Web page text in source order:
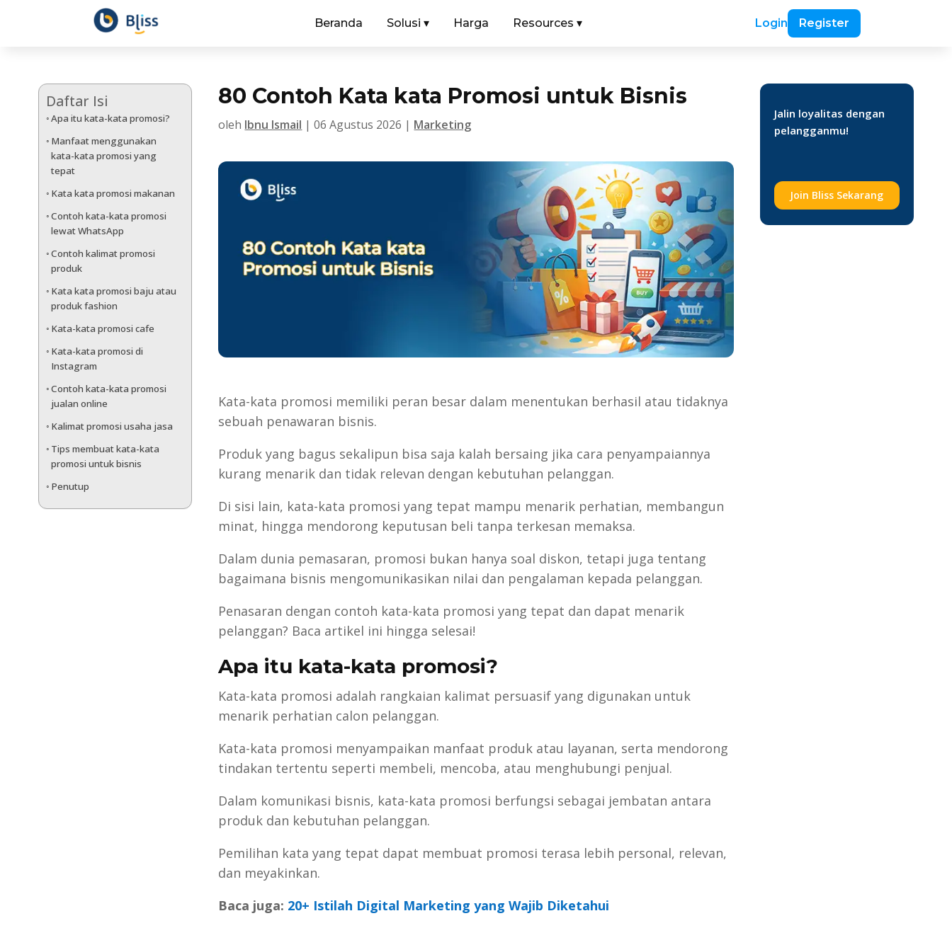
Beranda Solusi ▾ Harga Resources ▾ Login Register
Daftar Isi
Apa itu kata-kata promosi?
Manfaat menggunakan
kata-kata promosi yang
tepat
Kata kata promosi makanan
Contoh kata-kata promosi
lewat WhatsApp
Contoh kalimat promosi
produk
Kata kata promosi baju atau
produk fashion
Kata-kata promosi cafe
Kata-kata promosi di
Instagram
Contoh kata-kata promosi
jualan online
Kalimat promosi usaha jasa
Tips membuat kata-kata
promosi untuk bisnis
Penutup
80 Contoh Kata kata Promosi untuk Bisnis
oleh Ibnu Ismail |06 Agustus 2026 | Marketing
Kata-kata promosi memiliki peran besar dalam menentukan berhasil atau tidaknya
sebuah penawaran bisnis.
Produk yang bagus sekalipun bisa saja kalah bersaing jika cara penyampaiannya
kurang menarik dan tidak relevan dengan kebutuhan pelanggan.
Di sisi lain, kata-kata promosi yang tepat mampu menarik perhatian, membangun
minat, hingga mendorong keputusan beli tanpa terkesan memaksa.
Dalam dunia pemasaran, promosi bukan hanya soal diskon, tetapi juga tentang
bagaimana bisnis mengomunikasikan nilai dan pengalaman kepada pelanggan.
Penasaran dengan contoh kata-kata promosi yang tepat dan dapat menarik
pelanggan? Baca artikel ini hingga selesai!
Apa itu kata-kata promosi?
Kata-kata promosi adalah rangkaian kalimat persuasif yang digunakan untuk
menarik perhatian calon pelanggan.
Kata-kata promosi menyampaikan manfaat produk atau layanan, serta mendorong
tindakan tertentu seperti membeli, mencoba, atau menghubungi penjual.
Dalam komunikasi bisnis, kata-kata promosi berfungsi sebagai jembatan antara
produk dan kebutuhan pelanggan.
Pemilihan kata yang tepat dapat membuat promosi terasa lebih personal, relevan,
dan meyakinkan.
Baca juga: 20+ Istilah Digital Marketing yang Wajib Diketahui
Jalin loyalitas dengan
pelangganmu!
Join Bliss Sekarang